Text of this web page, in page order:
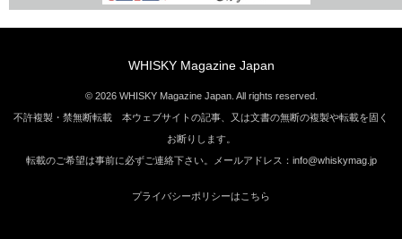
WHISKY Magazine Japan
© 2026 WHISKY Magazine Japan. All rights reserved.
不許複製・禁無断転載 本ウェブサイトの記事、又は文書の無断の複製や転載を固く
お断りします。
転載のご希望は事前に必ずご連絡下さい。メールアドレス：info@whiskymag.jp
プライバシーポリシーはこちら